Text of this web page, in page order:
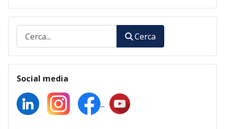
Cerca
Social media